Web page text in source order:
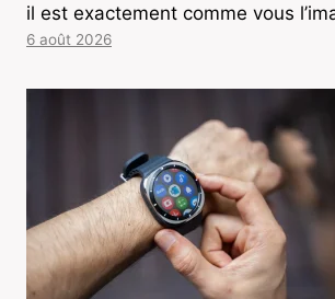
il est exactement comme vous
6 août 2026